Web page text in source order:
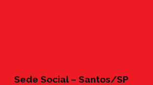
Sede Social – Santos/SP